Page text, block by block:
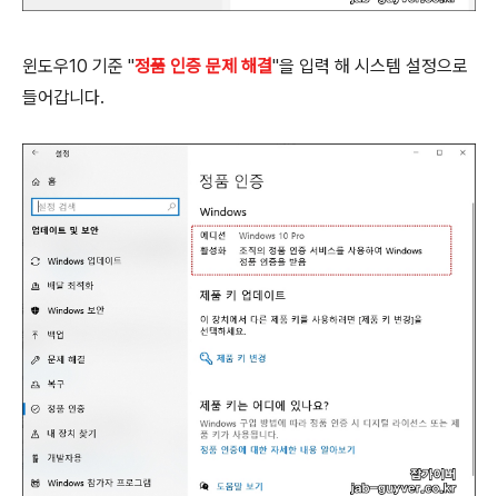
윈도우10 기준 "정품 인증 문제 해결"을 입력 해 시스템 설정으로
들어갑니다.